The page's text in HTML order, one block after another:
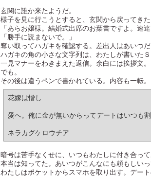
玄関に誰か来たようだ。
様子を見に行こうとすると、玄関から戻ってき
「あらお嬢様。結婚式出席のお葉書ですよ。速
「勝手に読まないで。」
奪い取ってハガキを確認する。差出人はあいつ
ハガキの角の小さな文字列は、わたしが書いた
一見マナーをわきまえた返信。余白には挨拶文。
でも。
その後は違うペンで書かれている。内容も一転。
花嫁は憎し
愛へ。俺に金が無いからってデートはいつも
ネラカグケロウチア
暗号は苦手なくせに、いつもわたしに付き合っ
本当は知ってた。あいつがこんなにも頼もしい
わたしはポケットからスマホを取り出す。デー